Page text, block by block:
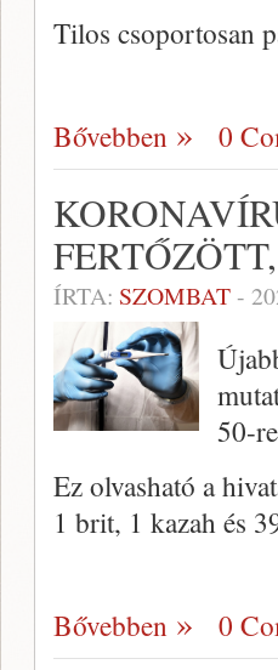
Tilos csoportosan
Bővebben 0
ÍRTA: SZOMBAT-
50-
Ez olvasható a
1 brit, 1 kazah és
Bővebben 0